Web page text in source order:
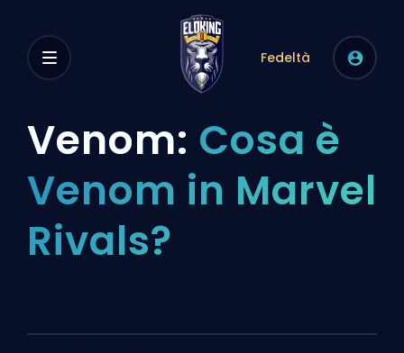
Fedeltà
Venom: Cosa è
Venom in Marvel
Rivals?